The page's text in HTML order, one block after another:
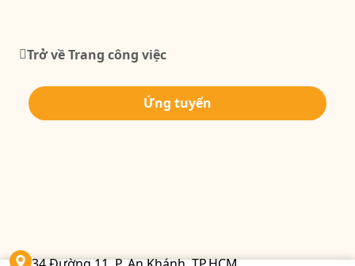
Trở về Trang công việc
Ứng tuyển